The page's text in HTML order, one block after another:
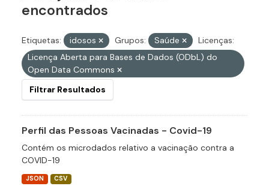
encontrados
Etiquetas: idosos Grupos: Saúde
Licenças:
Licença Aberta para Bases de Dados (ODbL) do
Open Data Commons
Filtrar Resultados
Perfil das Pessoas Vacinadas - Covid-19
Contém os microdados relativo a vacinação contra a
COVID-19
JSON CSV